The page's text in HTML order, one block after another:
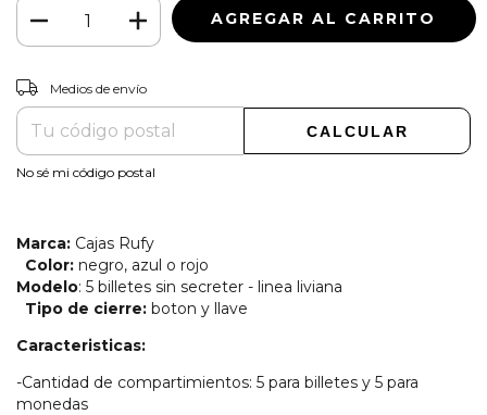
Entregas para el CP:
Medios de envío
CALCULAR
No sé mi código postal
Marca: Cajas Rufy
Color: negro, azul o rojo
Modelo: 5 billetes sin secreter - linea liviana
Tipo de cierre: boton y llave
Caracteristicas:
-Cantidad de compartimientos: 5 para billetes y 5 para
monedas